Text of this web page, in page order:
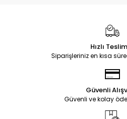
Hızlı
Siparişleriniz en kısa
Güvenli
Güvenli ve kolay